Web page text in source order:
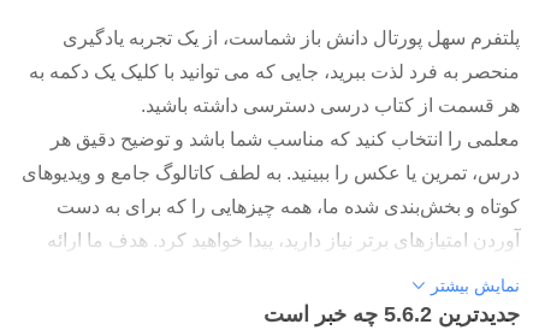
پلتفرم سهل پورتال دانش باز شماست، از یک تجربه یادگیری
منحصر به فرد لذت ببرید، جایی که می توانید با کلیک یک دکمه به
هر قسمت از کتاب درسی دسترسی داشته باشید.
معلمی را انتخاب کنید که مناسب شما باشد و توضیح دقیق هر
درس، تمرین یا عکس را ببینید. به لطف کاتالوگ جامع و ویدیوهای
کوتاه و بخش‌بندی شده ما، همه چیزهایی را که برای به دست
آوردن امتیازهای برتر نیاز دارید، پیدا خواهید کرد. هدف ما ارائه
آسان ترین و سریع ترین راه برای یادگیری است.
پلتفرم سهل شامل بزرگترین کتابخانه دیجیتالی توضیحات درسی
نمایش بیشتر
جدیدترین 5.6.2 چه خبر است